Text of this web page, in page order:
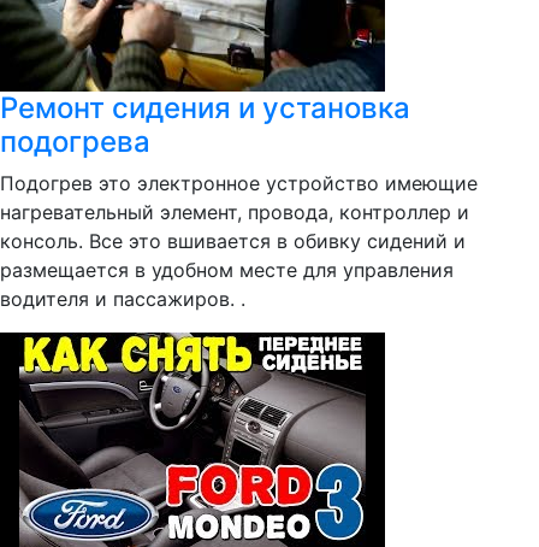
Ремонт сидения и установка
подогрева
Подогрев это электронное устройство имеющие
нагревательный элемент, провода, контроллер и
консоль. Все это вшивается в обивку сидений и
размещается в удобном месте для управления
водителя и пассажиров. .